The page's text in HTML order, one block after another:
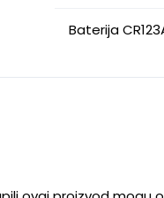
Baterija